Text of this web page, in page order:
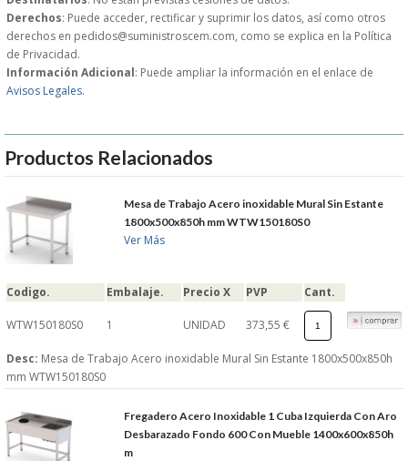
FORMA DE PAGO
CONDICIONES DE COMPRA
DEVOLUCIONES
AVISO LEGAL
POL�TICA DE PRIVACIDAD
NOTICIAS
CERRAR
Derechos: Puede acceder, rectificar y suprimir los datos, así como otros
derechos en pedidos@suministroscem.com, como se explica en la Política
de Privacidad.
Información Adicional: Puede ampliar la información en el enlace de
Avisos Legales.
Productos Relacionados
Mesa de Trabajo Acero inoxidable Mural Sin Estante
1800x500x850h mm WTW150180S0
Ver Más
Codigo. Embalaje. Precio X PVP Cant.
WTW150180S0 1 UNIDAD 373,55 €
Desc: Mesa de Trabajo Acero inoxidable Mural Sin Estante 1800x500x850h
mm WTW150180S0
Fregadero Acero Inoxidable 1 Cuba Izquierda Con Aro
Desbarazado Fondo 600 Con Mueble 1400x600x850h
m